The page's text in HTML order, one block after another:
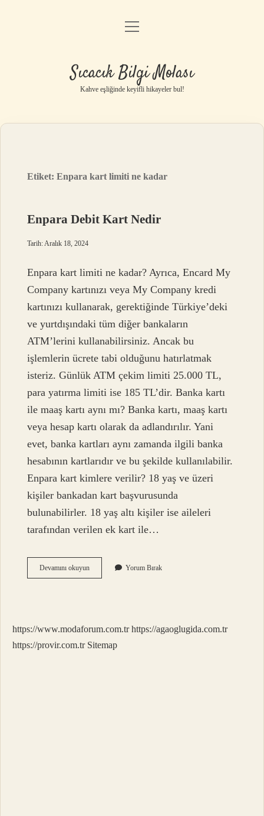
Anasayfa
Yasal Uyarı
menüyü
Sıcacık Bilgi Molası
Kahve eşliğinde keyifli hikayeler bul!
Etiket:Enpara kart limiti ne kadar
Enpara Debit Kart Nedir
Tarih: Aralık 18, 2024
Enpara kart limiti ne kadar? Ayrıca, Encard My
Company kartınızı veya My Company kredi
kartınızı kullanarak, gerektiğinde Türkiye’deki
ve yurtdışındaki tüm diğer bankaların
ATM’lerini kullanabilirsiniz. Ancak bu
işlemlerin ücrete tabi olduğunu hatırlatmak
isteriz. Günlük ATM çekim limiti 25.000 TL,
para yatırma limiti ise 185 TL’dir. Banka kartı
ile maaş kartı aynı mı? Banka kartı, maaş kartı
veya hesap kartı olarak da adlandırılır. Yani
evet, banka kartları aynı zamanda ilgili banka
hesabının kartlarıdır ve bu şekilde kullanılabilir.
Enpara kart kimlere verilir? 18 yaş ve üzeri
kişiler bankadan kart başvurusunda
bulunabilirler. 18 yaş altı kişiler ise aileleri
tarafından verilen ek kart ile…
Devamını okuyunEnpara
Debit
Yorum Bırak
https://www.modaforum.com.tr https://agaoglugida.com.tr
https://provir.com.tr Sitemap